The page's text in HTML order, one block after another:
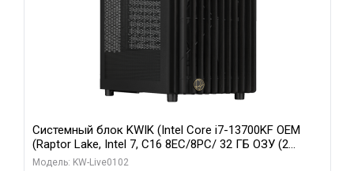
Системный блок KWIK (Intel Core i7-13700KF OEM
(Raptor Lake, Intel 7, C16 8EC/8PC/ 32 ГБ ОЗУ (2
модуля)/ Afox RTX4090 24GB GDDR6X 384-Bit 3xDP
Модель: KW-Live0102